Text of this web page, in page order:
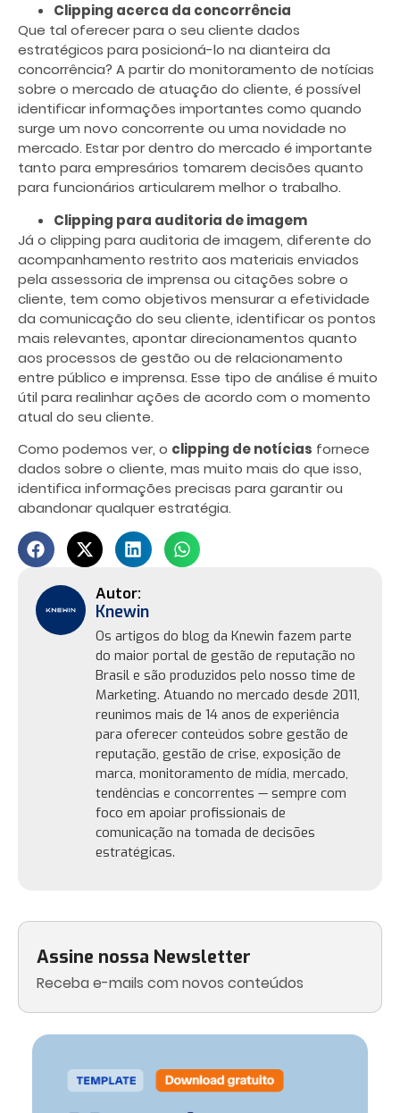
Assine nossa Newsletter
Receba e-mails com novos conteúdos
Clipping acerca da concorrência
Que tal oferecer para o seu cliente dados
estratégicos para posicioná-lo na dianteira da
concorrência? A partir do monitoramento de notícias
sobre o mercado de atuação do cliente, é possível
identificar informações importantes como quando
surge um novo concorrente ou uma novidade no
mercado. Estar por dentro do mercado é importante
tanto para empresários tomarem decisões quanto
para funcionários articularem melhor o trabalho.
Clipping para auditoria de imagem
Já o clipping para auditoria de imagem, diferente do
acompanhamento restrito aos materiais enviados
pela assessoria de imprensa ou citações sobre o
cliente, tem como objetivos mensurar a efetividade
da comunicação do seu cliente, identificar os pontos
mais relevantes, apontar direcionamentos quanto
aos processos de gestão ou de relacionamento
entre público e imprensa. Esse tipo de análise é muito
útil para realinhar ações de acordo com o momento
atual do seu cliente.
Como podemos ver, o clipping de notícias fornece
dados sobre o cliente, mas muito mais do que isso,
identifica informações precisas para garantir ou
abandonar qualquer estratégia.
Knewin
Os artigos do blog da Knewin fazem parte
do maior portal de gestão de reputação no
Brasil e são produzidos pelo nosso time de
Marketing. Atuando no mercado desde 2011,
reunimos mais de 14 anos de experiência
para oferecer conteúdos sobre gestão de
reputação, gestão de crise, exposição de
marca, monitoramento de mídia, mercado,
tendências e concorrentes — sempre com
foco em apoiar profissionais de
comunicação na tomada de decisões
estratégicas.